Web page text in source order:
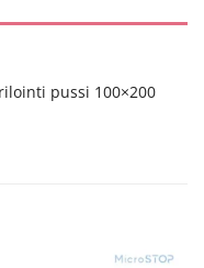
pussi 100×200